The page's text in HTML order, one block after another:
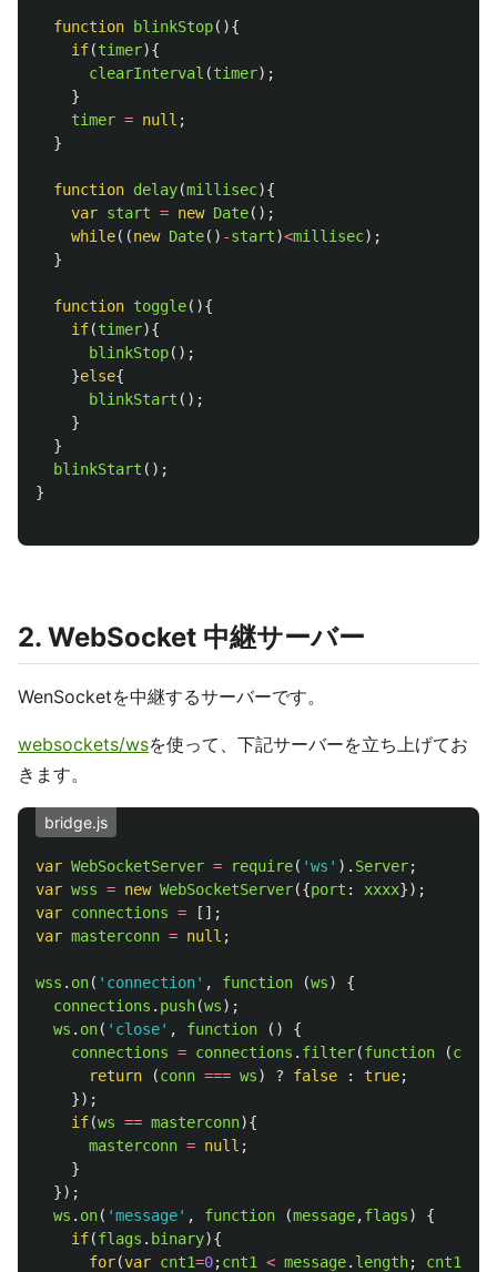
function blinkStop(){
if(timer){
clearInterval (timer);
}
timer = null ;
}
function delay(millisec){
var start = new Date();
while((new Date() -start)<millisec);
}
function toggle(){
if(timer){
blinkStop();
}else{
blinkStart ();
}
}
blinkStart ();
}
2. WebSocket 中継サーバー
WenSocketを中継するサーバーです。
websockets/wsを使って、下記サーバーを立ち上げてお
きます。
bridge.js
var WebSocketServer = require( 'ws ' ). Server;
var wss = new WebSocketServer({port : xxxx});
var connections =
[];
var masterconn = null ;
wss . on( ' connection' , function (ws)
{
connections . push(ws);
ws . on( ' close' , function ()
{
connections = connections . filter(function (conn
return
(conn === ws) ? false : true;
});
if(ws == masterconn){
masterconn = null ;
}
});
ws . on( 'message' , function (message,flags)
{
if(flags . binary){
for(var cnt1=0;cnt1 < message. length; cnt1